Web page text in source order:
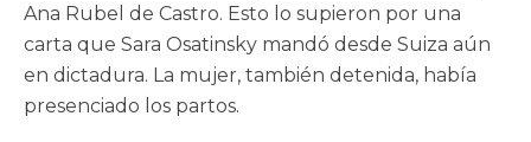
Ana Rubel de Castro. Esto lo supieron por una
carta que Sara Osatinsky mandó desde Suiza aún
en dictadura. La mujer, también detenida, había
presenciado los partos.